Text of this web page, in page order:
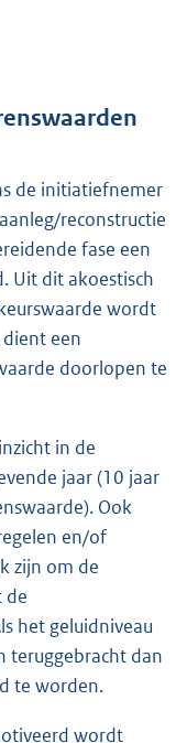
de initiatiefnemer
reconstructie
fase een
Uit dit akoestisch
wordt
dient een
doorlopen te
in de
jaar (10 jaar
Ook
en/of
zijn om de
de
het geluidniveau
teruggebracht dan
te worden.
wordt